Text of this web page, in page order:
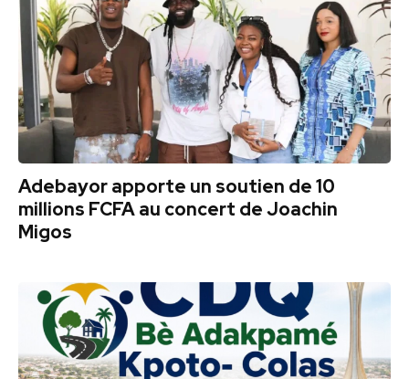
Adebayor apporte un soutien de 10
millions FCFA au concert de Joachin
Migos